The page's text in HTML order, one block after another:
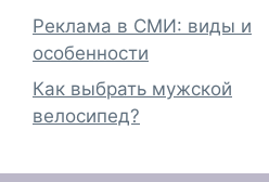
Реклама в СМИ: виды и
особенности
Как выбрать мужской
велосипед?